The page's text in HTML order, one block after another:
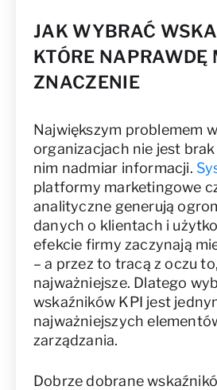
JAK WYBRAĆ
KTÓRE NAPRAWDĘ
ZNACZENIE
Największym problemem
organizacjach nie jest
nim nadmiar informacji.
platformy marketingowe
analityczne generują
danych o klientach i
efekcie firmy zaczynają
– a przez to tracą z oczu
najważniejsze. Dlatego
wskaźników KPI jest
najważniejszych
zarządzania.
Dobrze dobrane